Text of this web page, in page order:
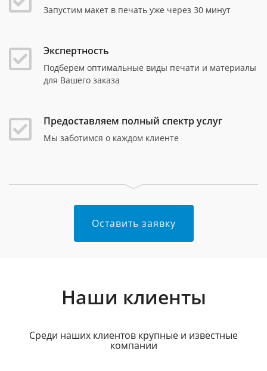
Запустим макет в печать уже через 30 минут
Экспертность
Подберем оптимальные виды печати и материалы
для Вашего заказа
Предоставляем полный спектр услуг
Мы заботимся о каждом клиенте
Оставить заявку
Наши клиенты
Среди наших клиентов крупные и известные
компании